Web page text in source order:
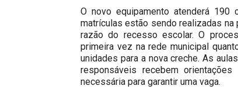
O novo equipamento atenderá
matrículas estão sendo realizadas na
razão do recesso escolar. O
primeira vez na rede municipal
unidades para a nova creche. As
responsáveis recebem
necessária para garantir uma vaga.